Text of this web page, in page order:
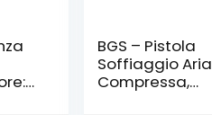
BGS – Pistola
Soffiaggio Aria
Compressa,